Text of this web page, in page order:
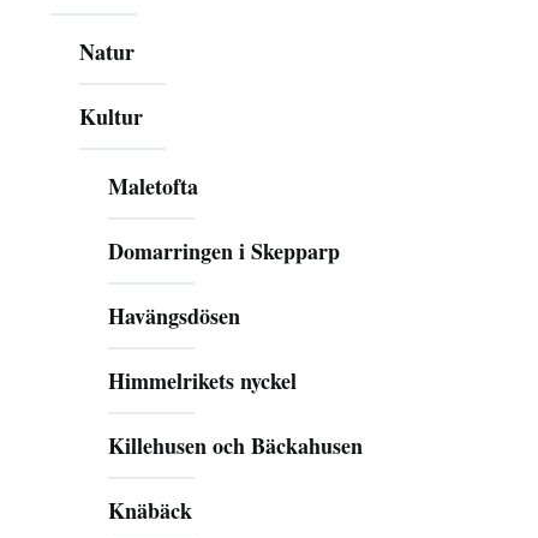
Natur
Kultur
Maletofta
Domarringen i Skepparp
Havängsdösen
Himmelrikets nyckel
Killehusen och Bäckahusen
Knäbäck